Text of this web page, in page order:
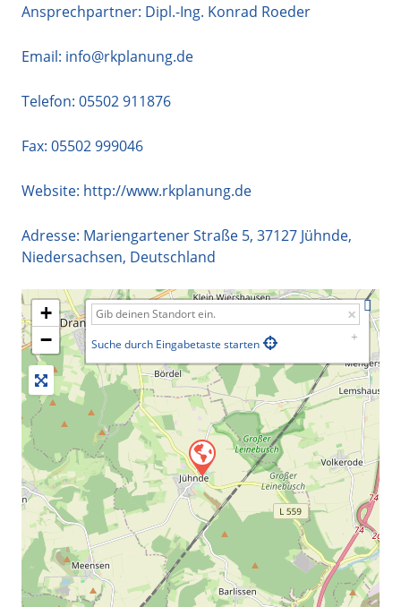
Ansprechpartner: Dipl.-Ing. Konrad Roeder
Email: info@rkplanung.de
Telefon: 05502 911876
Fax: 05502 999046
Website: http://www.rkplanung.de
Adresse: Mariengartener Straße 5, 37127 Jühnde,
Niedersachsen, Deutschland
+
−
Suche durch Eingabetaste starten